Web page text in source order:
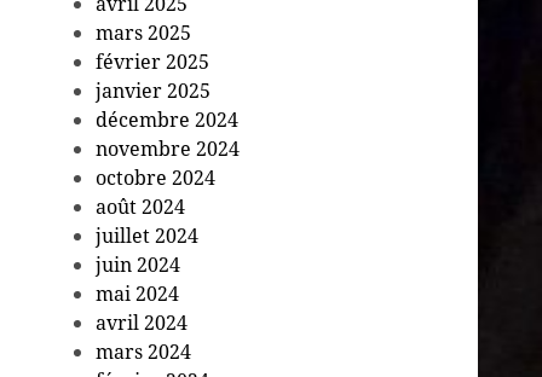
mars 2025
février 2025
janvier 2025
décembre 2024
novembre 2024
octobre 2024
août 2024
juillet 2024
juin 2024
mai 2024
avril 2024
mars 2024